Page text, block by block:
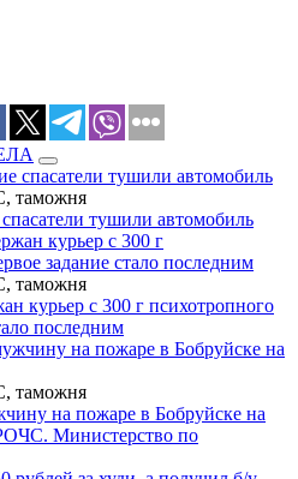
таможня
тушили автомобиль
таможня
курьер с 300 г психотропного
последним
таможня
на пожаре в Бобруйске на
Министерство по